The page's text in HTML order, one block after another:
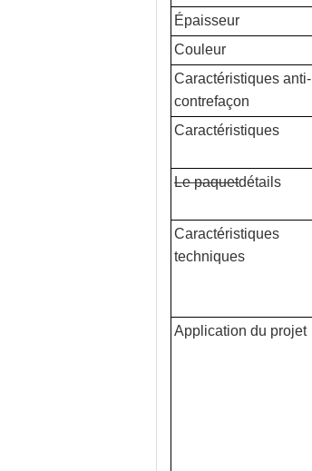
Épaisseur
Couleur
Caractéristiques anti-
contrefaçon
Caractéristiques
Le paquetdétails
Caractéristiques
techniques
Application du projet